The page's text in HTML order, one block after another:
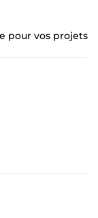
pour vos projets